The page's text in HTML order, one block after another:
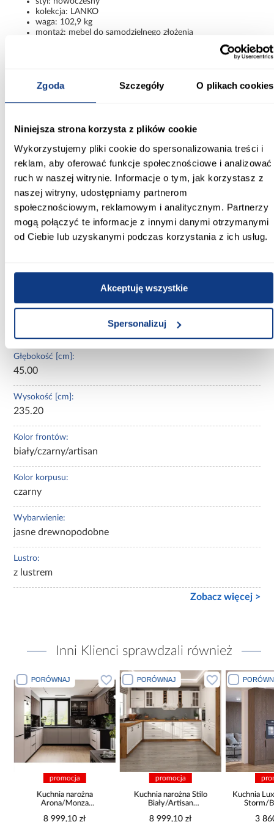
Zgoda Szczegóły O plikach cookies
Niniejsza strona korzysta z plików cookie
Wykorzystujemy pliki cookie do spersonalizowania treści i
reklam, aby oferować funkcje społecznościowe i analizować
ruch w naszej witrynie. Informacje o tym, jak korzystasz z
naszej witryny, udostępniamy partnerom
społecznościowym, reklamowym i analitycznym. Partnerzy
mogą połączyć te informacje z innymi danymi otrzymanymi
od Ciebie lub uzyskanymi podczas korzystania z ich usług.
Akceptuję wszystkie
Spersonalizuj
kolekcja: LANKO
waga: 102,9 kg
montaż: mebel do samodzielnego złożenia
Nowoczesny kontrast i wygodna
Szafa Lanko 2-150 czarny to połączenie eleganckiego designu,
wygodę użytkowania każdego dnia.
Informacje Transport Informacje o
Kształt:
proste
Rodzaj drzwi:
Oświetlenie:
Głębokość [cm]:
45.00
Wysokość [cm]:
235.20
Kolor frontów:
biały/czarny/artisan
Kolor korpusu:
czarny
Wybarwienie:
jasne drewnopodobne
Lustro:
z lustrem
Zobacz więcej >
Inni Klienci sprawdzali również
PORÓWNAJ
promocja
Kuchnia narożna
Arona/Monza
8 999,10 zł
PORÓWNAJ
promocja
Kuchnia narożna Stilo
Biały/Artisan
8 999,10 zł
Kuchnia
Storm/
3